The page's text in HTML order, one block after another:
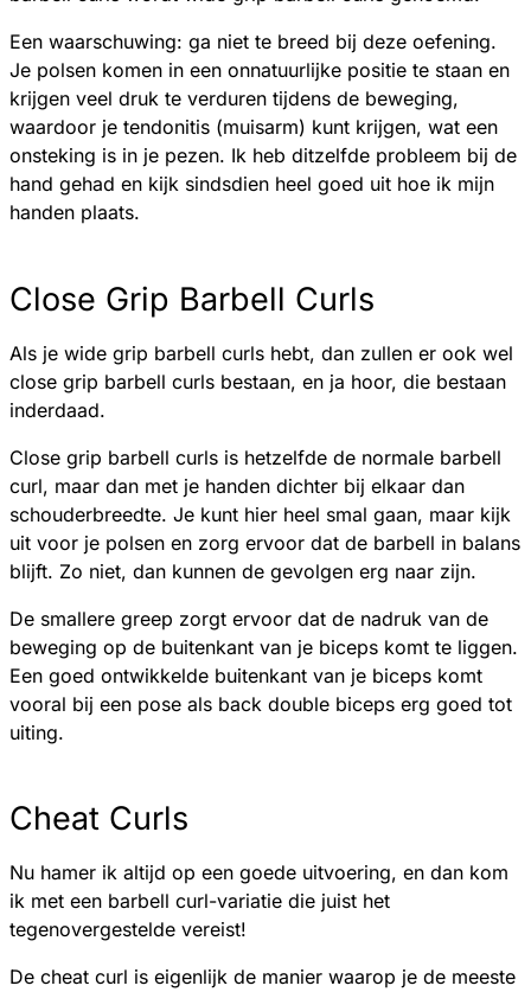
Een waarschuwing: ga niet te breed bij deze oefening.
Je polsen komen in een onnatuurlijke positie te staan en
krijgen veel druk te verduren tijdens de beweging,
waardoor je tendonitis (muisarm) kunt krijgen, wat een
onsteking is in je pezen. Ik heb ditzelfde probleem bij de
hand gehad en kijk sindsdien heel goed uit hoe ik mijn
handen plaats.
Close Grip Barbell Curls
Als je wide grip barbell curls hebt, dan zullen er ook wel
close grip barbell curls bestaan, en ja hoor, die bestaan
inderdaad.
Close grip barbell curls is hetzelfde de normale barbell
curl, maar dan met je handen dichter bij elkaar dan
schouderbreedte. Je kunt hier heel smal gaan, maar kijk
uit voor je polsen en zorg ervoor dat de barbell in balans
blijft. Zo niet, dan kunnen de gevolgen erg naar zijn.
De smallere greep zorgt ervoor dat de nadruk van de
beweging op de buitenkant van je biceps komt te liggen.
Een goed ontwikkelde buitenkant van je biceps komt
vooral bij een pose als back double biceps erg goed tot
uiting.
Cheat Curls
Nu hamer ik altijd op een goede uitvoering, en dan kom
ik met een barbell curl-variatie die juist het
tegenovergestelde vereist!
De cheat curl is eigenlijk de manier waarop je de meeste